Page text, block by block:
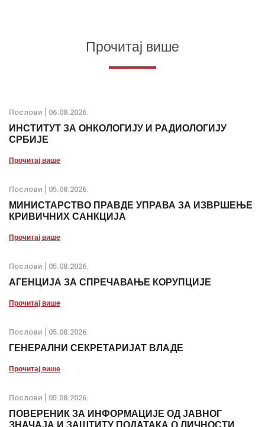
Прочитај више
Послови 06.08.2026.
ИНСТИТУТ ЗА ОНКОЛОГИЈУ И РАДИОЛОГИЈУ
СРБИЈЕ
Прочитај више
Послови 05.08.2026.
МИНИСТАРСТВО ПРАВДЕ УПРАВА ЗА ИЗВРШЕЊЕ
КРИВИЧНИХ САНКЦИЈА
Прочитај више
Послови 05.08.2026.
АГЕНЦИЈА ЗА СПРЕЧАВАЊЕ КОРУПЦИЈЕ
Прочитај више
Послови 05.08.2026.
ГЕНЕРАЛНИ СЕКРЕТАРИЈАТ ВЛАДЕ
Прочитај више
Послови 05.08.2026.
ПОВЕРЕНИК ЗА ИНФОРМАЦИЈЕ ОД ЈАВНОГ